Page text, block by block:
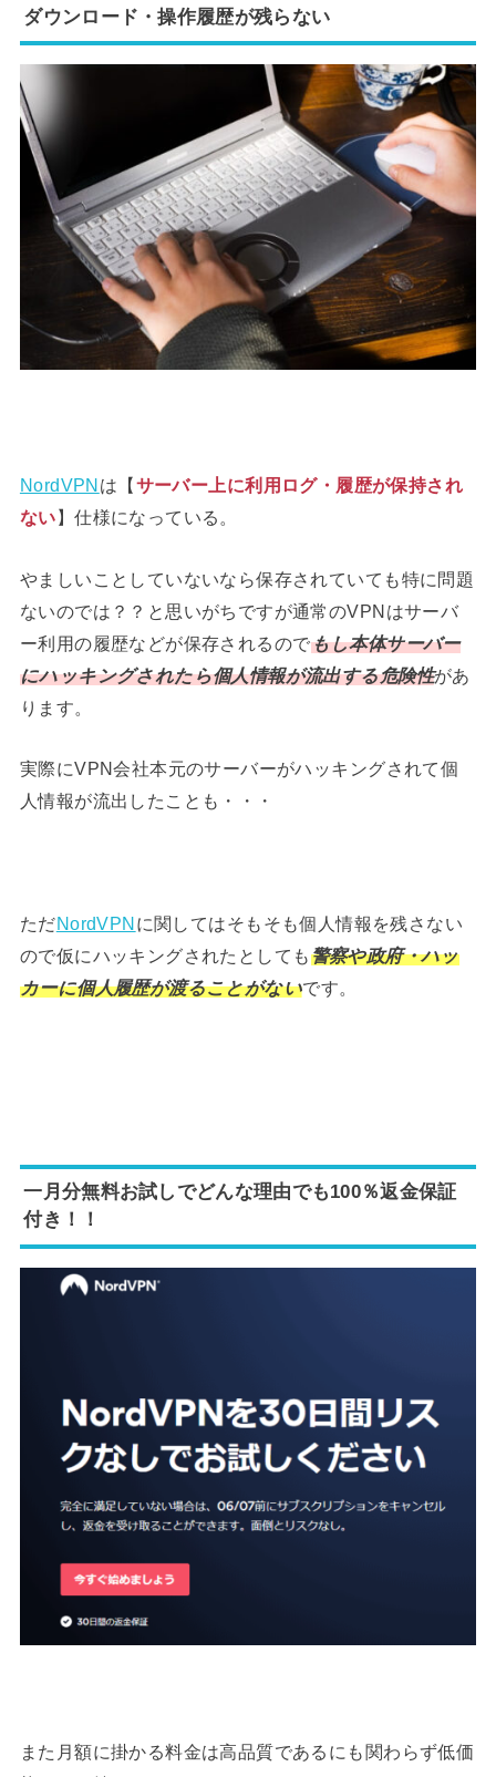
ダウンロード・操作履歴が残らない
NordVPN は【 サーバー上に利用ログ・履歴が保持され
ない 】仕様になっている。
やましいことしていないなら保存されていても特に問題
ないのでは？？と思いがちですが通常のVPNはサーバ
ー利用の履歴などが保存されるのでもし本体サーバー
にハッキングされたら個人情報が流出する危険性があ
ります。
実際にVPN会社本元のサーバーがハッキングされて個
人情報が流出したことも・・・
ただNordVPNに関してはそもそも個人情報を残さない
ので仮にハッキングされたとしても警察や政府・ハッ
カーに個人履歴が渡ることがないです。
一月分無料お試しでどんな理由でも100％返金保証
付き！！
また月額に掛かる料金は高品質であるにも関わらず低価